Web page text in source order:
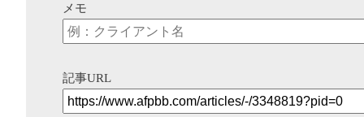
メモ
記事URL